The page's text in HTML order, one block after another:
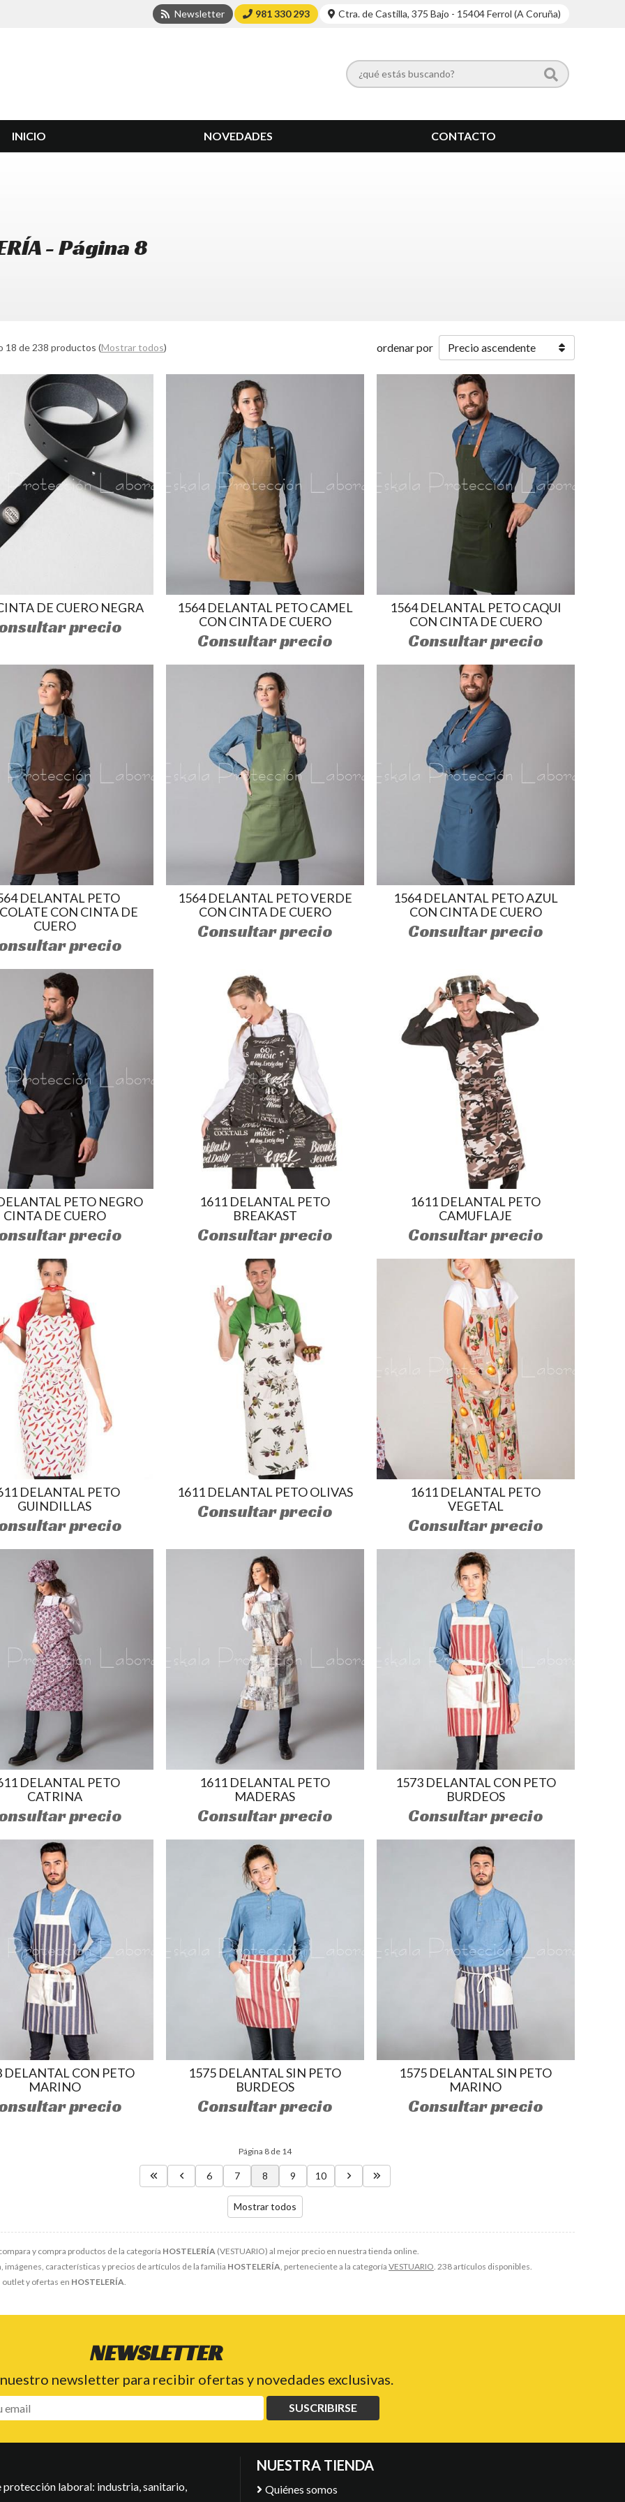
Newsletter 981 330 293 Ctra. de Castilla, 375 Bajo - 15404 Ferrol (A Coruña)
INICIO NOVEDADES CONTACTO
- Página 8
y compra productos de la categoría HOSTELERÍA (VESTUARIO) al mejor precio en nuestra tienda online.
imágenes, características y precios de artículos de la familia HOSTELERÍA , perteneciente a la categoría VESTUARIO . 238 artículos disponibles.
y ofertas en HOSTELERÍA
18 de 238 productos (Mostrar todos) ordenar por
DE CUERO NEGRA
precio
1564 DELANTAL PETO CAMEL
CON CINTA DE CUERO
Consultar precio
1564 DELANTAL PETO CAQUI
CON CINTA DE CUERO
Consultar precio
DELANTAL PETO
CON CINTA DE
CUERO
precio
1564 DELANTAL PETO VERDE
CON CINTA DE CUERO
Consultar precio
1564 DELANTAL PETO AZUL
CON CINTA DE CUERO
Consultar precio
PETO NEGRO
CINTA DE CUERO
precio
1611 DELANTAL PETO
BREAKAST
Consultar precio
1611 DELANTAL PETO
CAMUFLAJE
Consultar precio
DELANTAL PETO
GUINDILLAS
precio
1611 DELANTAL PETO OLIVAS
Consultar precio
1611 DELANTAL PETO
VEGETAL
Consultar precio
DELANTAL PETO
CATRINA
precio
1611 DELANTAL PETO
MADERAS
Consultar precio
1573 DELANTAL CON PETO
BURDEOS
Consultar precio
DELANTAL CON PETO
MARINO
precio
1575 DELANTAL SIN PETO
BURDEOS
Consultar precio
1575 DELANTAL SIN PETO
MARINO
Consultar precio
Página 8 de 14
6 7 8 9 10
Mostrar todos
NEWSLETTER
newsletter para recibir ofertas y novedades exclusivas.
SUSCRIBIRSE
laboral: industria, sanitario,
NUESTRA TIENDA
Quiénes somos